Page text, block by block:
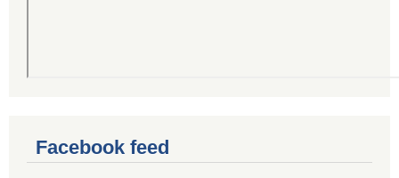
Facebook feed